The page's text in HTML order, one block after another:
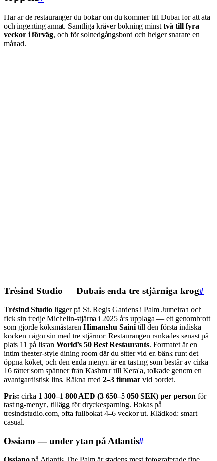
Här är de restauranger du bokar om du kommer till Dubai för att äta
och ingenting annat. Samtliga kräver bokning minsttvå till fyra
veckor i förväg, och för solnedgångsbord och helger snarare en
månad.
Trèsind Studio — Dubais enda tre-stjärniga krog#
Trèsind Studio ligger på St. Regis Gardens i Palm Jumeirah och
fick sin tredje Michelin-stjärna i 2025 års upplaga — ett genombrott
som gjorde köksmästaren Himanshu Saini till den första indiska
kocken någonsin med tre stjärnor. Restaurangen rankades senast på
plats 11 på listan World’s 50 Best Restaurants. Formatet är en
intim theater-style dining room där du sitter vid en bänk runt det
öppna köket, och den enda menyn är en tasting som består av cirka
16 rätter som spänner från Kashmir till Kerala, tolkade genom en
avantgardistisk lins. Räkna med 2–3 timmar vid bordet.
Pris: cirka 1 300–1 800 AED (3 650–5 050 SEK) per person för
tasting-menyn, tillägg för dryckesparning. Bokas på
tresindstudio.com, ofta fullbokat 4–6 veckor ut. Klädkod: smart
casual.
Ossiano — under ytan på Atlantis#